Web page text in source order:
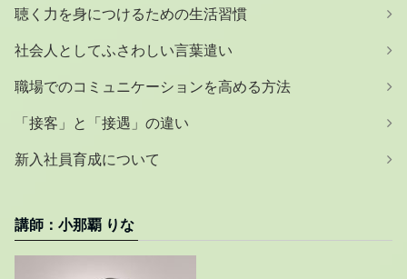
聴く力を身につけるための生活習慣
社会人としてふさわしい言葉遣い
職場でのコミュニケーションを高める方法
「接客」と「接遇」の違い
新入社員育成について
講師：小那覇 りな